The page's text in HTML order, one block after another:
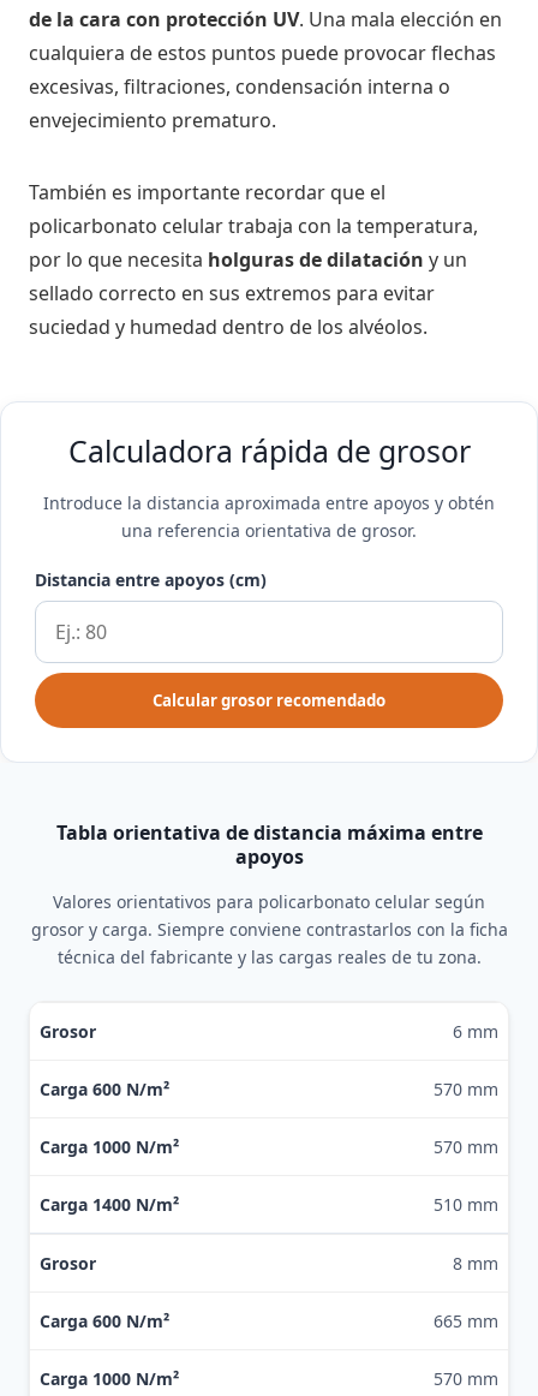
de la cara con protección UV. Una mala elección en
cualquiera de estos puntos puede provocar flechas
excesivas, filtraciones, condensación interna o
envejecimiento prematuro.
También es importante recordar que el
policarbonato celular trabaja con la temperatura,
por lo que necesita holguras de dilatación y un
sellado correcto en sus extremos para evitar
suciedad y humedad dentro de los alvéolos.
Calculadora rápida de grosor
Introduce la distancia aproximada entre apoyos y obtén
una referencia orientativa de grosor.
Distancia entre apoyos (cm)
Calcular grosor recomendado
Tabla orientativa de distancia máxima entre
apoyos
Valores orientativos para policarbonato celular según
grosor y carga. Siempre conviene contrastarlos con la ficha
técnica del fabricante y las cargas reales de tu zona.
6 mm
570 mm
570 mm
510 mm
8 mm
665 mm
570 mm